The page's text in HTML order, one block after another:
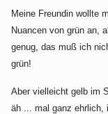
Meine Freundin wollte
Nuancen von grün an,
genug, das muß ich
grün!
Aber vielleicht gelb im
äh ... mal ganz ehrlich,